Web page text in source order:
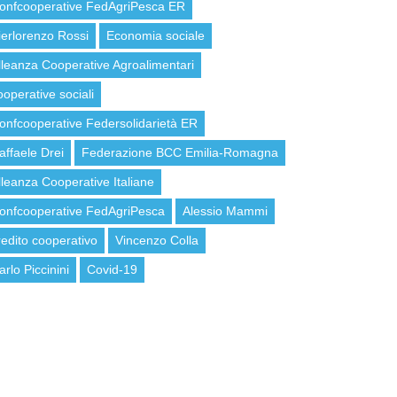
FedAgriPesca ER
Rossi Economia sociale
Cooperative Agroalimentari
sociali
Federsolidarietà ER
Drei Federazione BCC Emilia-Romagna
Cooperative Italiane
FedAgriPesca Alessio Mammi
cooperativo Vincenzo Colla
Piccinini Covid-19